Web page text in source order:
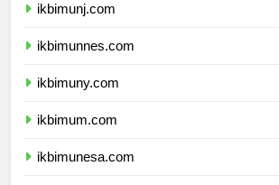
ikbimunj.com
ikbimunnes.com
ikbimuny.com
ikbimum.com
ikbimunesa.com